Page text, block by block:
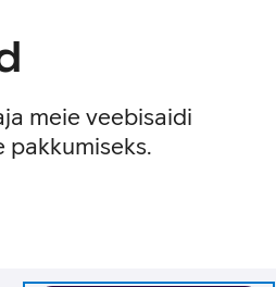
meie veebisaidi
pakkumiseks.
taskutes.